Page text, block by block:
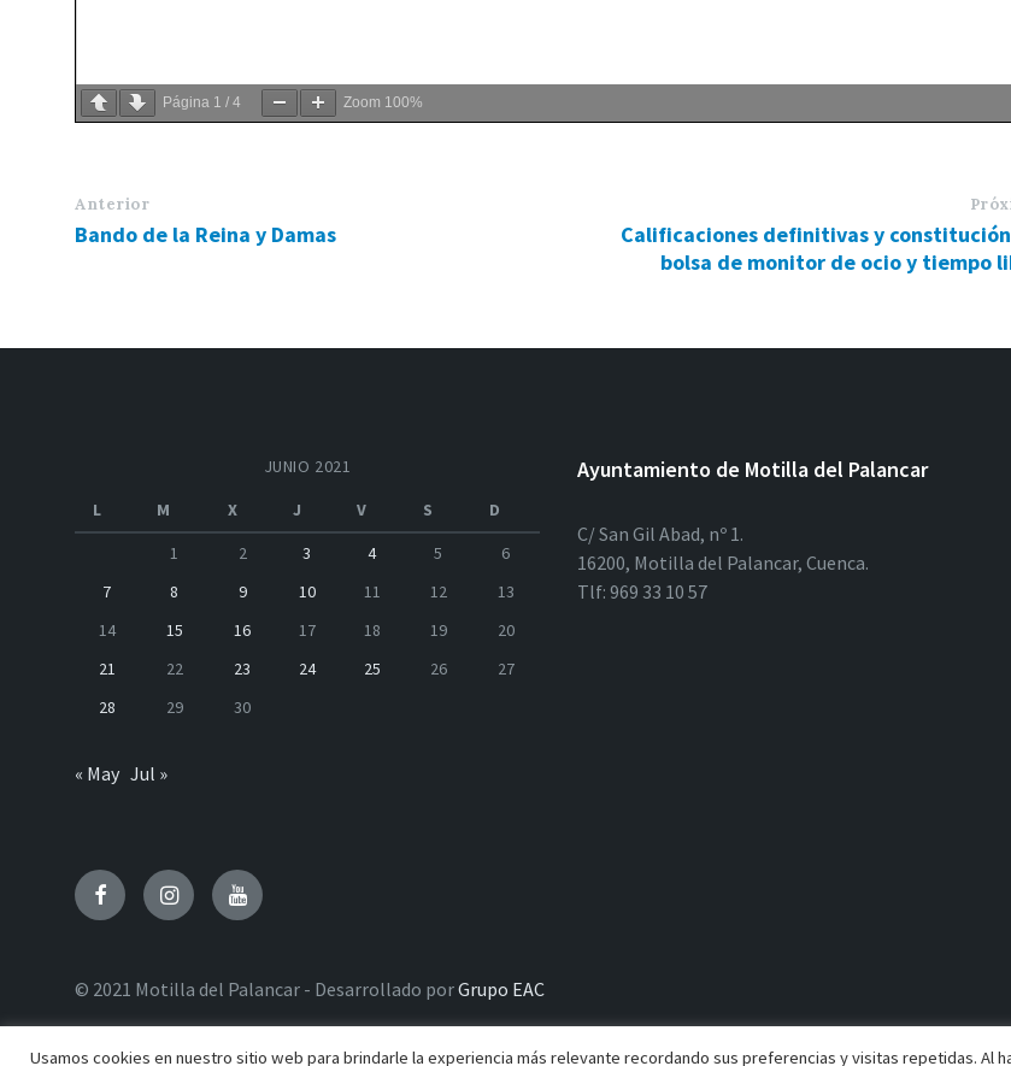
Página 1 / 4 Zoom 100%
Anterior
Bando de la Reina y Damas
Calificaciones definitivas y
bolsa de monitor de ocio y tiempo
JUNIO 2021
L
M X J V S
D
1
2 3 4 5
6
7
8 9 10 11 12
13
14
15 16 17 18 19
20
21
22 23 24 25 26
27
28
29 30
« May Jul »
Ayuntamiento de Motilla del Palancar
C/ San Gil Abad, nº 1.
16200, Motilla del Palancar, Cuenca.
Tlf: 969 33 10 57
FacebookInstagramYoutube
© 2021 Motilla del Palancar - Desarrollado porGrupo EAC
Usamos cookies en nuestro sitio web para brindarle la experiencia más relevante recordando sus preferencias y visitas repetidas. Al